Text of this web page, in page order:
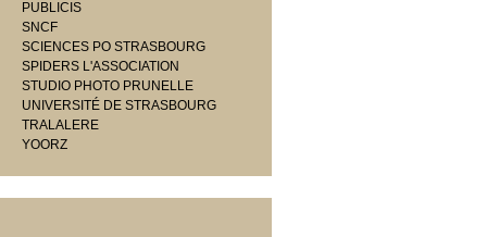
PUBLICIS
SNCF
SCIENCES PO STRASBOURG
SPIDERS L'ASSOCIATION
STUDIO PHOTO PRUNELLE
UNIVERSITÉ DE STRASBOURG
TRALALERE
YOORZ